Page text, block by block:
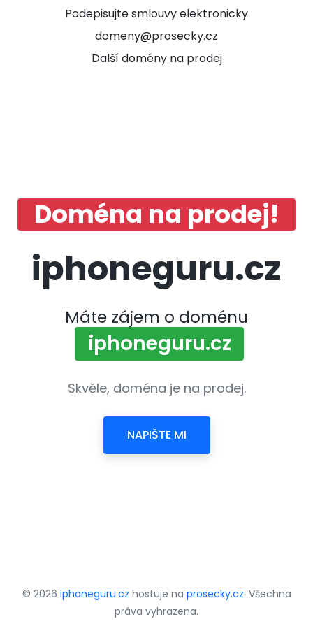
Podepisujte smlouvy elektronicky
domeny@prosecky.cz
Další domény na prodej
Doména na prodej!
iphoneguru.cz
Máte zájem o doménu
iphoneguru.cz
Skvěle, doména je na prodej.
NAPIŠTE MI
© 2026 iphoneguru.cz hostuje na prosecky.cz. Všechna
práva vyhrazena.